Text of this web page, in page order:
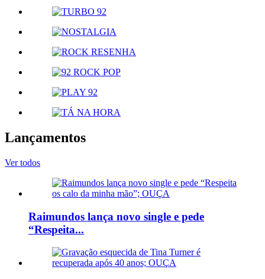
Lançamentos
Ver todos
Raimundos lança novo single e pede
“Respeita...